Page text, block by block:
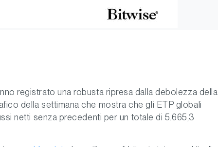
registrato una robusta ripresa dalla debolezza della
della settimana che mostra che gli ETP globali
netti senza precedenti per un totale di 5.665,3